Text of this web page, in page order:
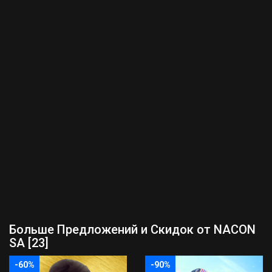
Больше Предложений и Скидок от NACON
SA [23]
-60% -90%